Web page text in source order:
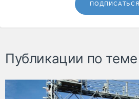
ПОДПИСАТЬСЯ
Публикации по теме